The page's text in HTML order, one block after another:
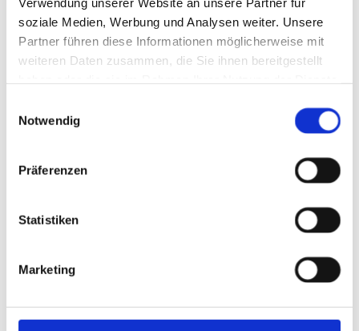
soziale Medien, Werbung und Analysen weiter. Unsere
Partner führen diese Informationen möglicherweise mit
weiteren Daten zusammen, die Sie ihnen bereitgestellt
Notwendig
Präferenzen
Statistiken
Marketing
Vorname*
Nachname*
Telefon